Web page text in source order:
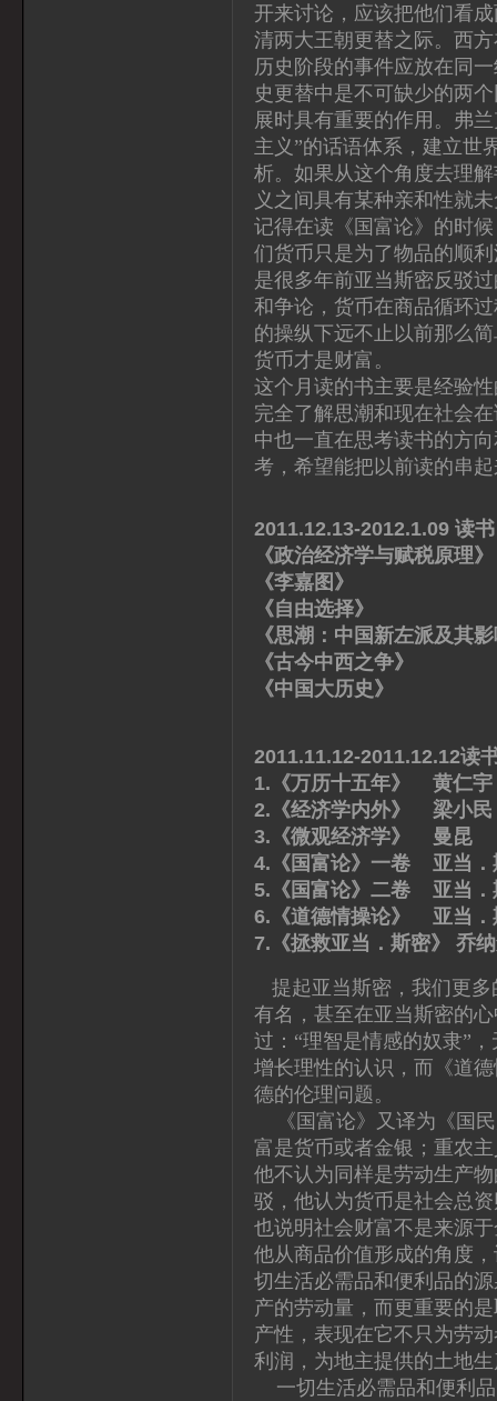
开来讨论，应该把他们看
清两大王朝更替之际。西
历史阶段的事件应放在同
史更替中是不可缺少的两
展时具有重要的作用。弗
主义”的话语体系，建立世
析。如果从这个角度去理
义之间具有某种亲和性就
记得在读《国富论》的时
们货币只是为了物品的顺
是很多年前亚当斯密反驳
和争论，货币在商品循环
的操纵下远不止以前那么
货币才是财富。
这个月读的书主要是经验
完全了解思潮和现在社会
中也一直在思考读书的方
考，希望能把以前读的串
2011.12.13-2012.1.09 读书
《政治经济学与赋税原
《李嘉图》 黄
《自由选择》 弗
《思潮：中国新左派及其
《古今中西之争
《中国大历史》
2011.11.12-2011.12.12读
1.《万历十五年》 黄仁宇
2.《经济学内外》 梁小民
3.《微观经济学》 曼昆
4.《国富论》一卷 亚当．
5.《国富论》二卷 亚当．
6.《道德情操论》 亚当．
7.《拯救亚当．斯密》 乔
提起亚当斯密，我们更
有名，甚至在亚当斯密的
过：“理智是情感的奴隶”
增长理性的认识，而《道
德的伦理问题。
《国富论》又译为《国民
富是货币或者金银；重农
他不认为同样是劳动生产
驳，他认为货币是社会总
也说明社会财富不是来源
他从商品价值形成的角度
切生活必需品和便利品的
产的劳动量，而更重要的
产性，表现在它不只为劳
利润，为地主提供的土地
一切生活必需品和便利品